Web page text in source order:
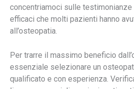
concentriamoci sulle
efficaci che molti pazienti hanno
all’osteopatia.
Per trarre il massimo beneficio
essenziale selezionare un
qualificato e con esperienza.